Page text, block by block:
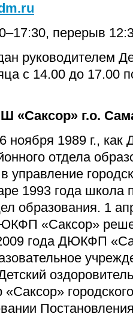
перерыв
руководителем
с 14.00 до 17.00
«Саксор» г.о.
ноября 1989 г.,
отдела
1993 года школа
образования. 1
«Саксор»
года ДЮКФП